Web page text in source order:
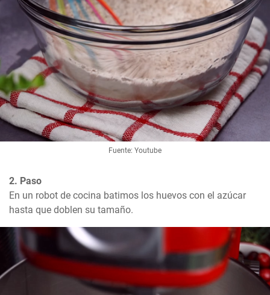
Fuente: Youtube
2. Paso
En un robot de cocina batimos los huevos con el azúcar
hasta que doblen su tamaño.